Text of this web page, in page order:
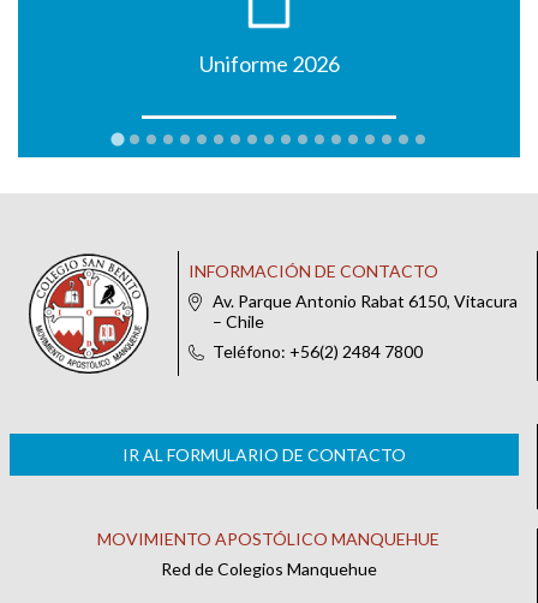
Uniforme 2026
INFORMACIÓN DE CONTACTO
Av. Parque Antonio Rabat 6150, Vitacura
– Chile
Teléfono: +56(2) 2484 7800
IR AL FORMULARIO DE CONTACTO
MOVIMIENTO APOSTÓLICO MANQUEHUE
Red de Colegios Manquehue